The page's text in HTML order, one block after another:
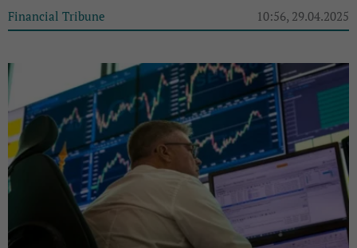
Financial Tribune 10:56, 29.04.2025